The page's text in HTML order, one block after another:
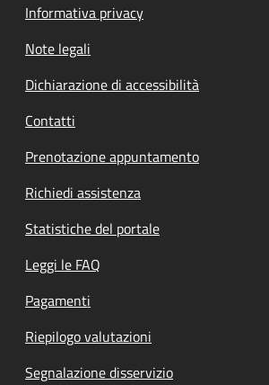
Informativa privacy
Note legali
Dichiarazione di accessibilità
Contatti
Prenotazione appuntamento
Richiedi assistenza
Statistiche del portale
Leggi le FAQ
Pagamenti
Riepilogo valutazioni
Segnalazione disservizio